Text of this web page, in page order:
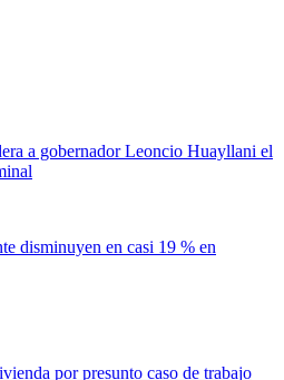
a gobernador Leoncio Huayllani el
disminuyen en casi 19 % en